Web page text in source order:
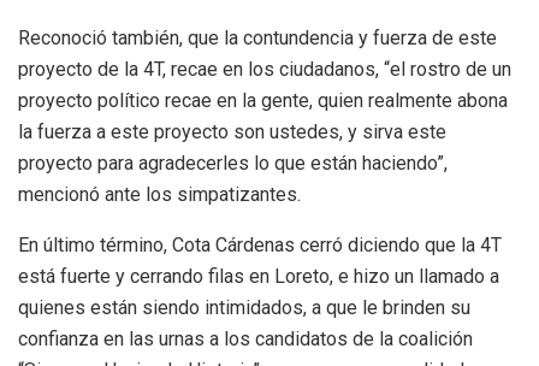
Reconoció también, que la contundencia y fuerza de este
proyecto de la 4T, recae en los ciudadanos, “el rostro de un
proyecto político recae en la gente, quien realmente abona
la fuerza a este proyecto son ustedes, y sirva este
proyecto para agradecerles lo que están haciendo”,
mencionó ante los simpatizantes.
En último término, Cota Cárdenas cerró diciendo que la 4T
está fuerte y cerrando filas en Loreto, e hizo un llamado a
quienes están siendo intimidados, a que le brinden su
confianza en las urnas a los candidatos de la coalición